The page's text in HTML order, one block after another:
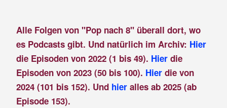
Alle Folgen von "Pop nach 8" überall dort, wo
es Podcasts gibt. Und natürlich im Archiv: Hier
die Episoden von 2022 (1 bis 49). Hierdie
Episoden von 2023 (50 bis 100). Hier die von
2024 (101 bis 152). Und hier alles ab 2025 (ab
Episode 153).